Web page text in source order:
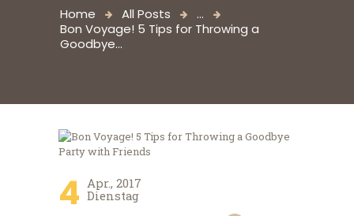
Home All Posts
...
Bon Voyage! 5 Tips for Throwing a
Goodbye...
4 Apr., 2017
Dienstag